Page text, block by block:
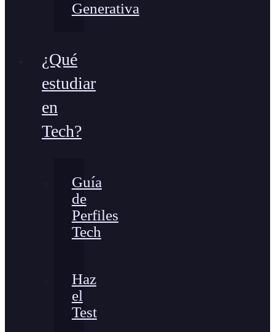
Generativa
¿Qué
estudiar
en
Tech?
Guía
de
Perfiles
Tech
Haz
el
Test